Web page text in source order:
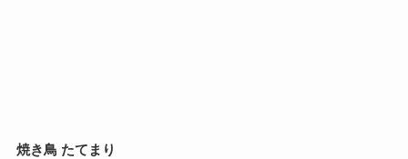
焼き鳥 たてまり